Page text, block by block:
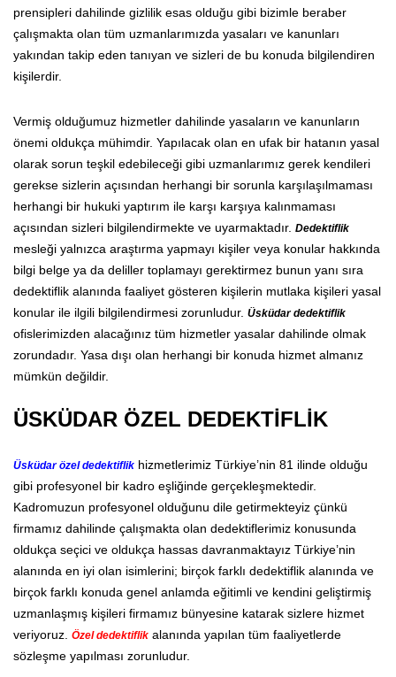
prensipleri dahilinde gizlilik esas olduğu gibi bizimle beraber
çalışmakta olan tüm uzmanlarımızda yasaları ve kanunları
yakından takip eden tanıyan ve sizleri de bu konuda bilgilendiren
kişilerdir.
Vermiş olduğumuz hizmetler dahilinde yasaların ve kanunların
önemi oldukça mühimdir. Yapılacak olan en ufak bir hatanın yasal
olarak sorun teşkil edebileceği gibi uzmanlarımız gerek kendileri
gerekse sizlerin açısından herhangi bir sorunla karşılaşılmaması
herhangi bir hukuki yaptırım ile karşı karşıya kalınmaması
açısından sizleri bilgilendirmekte ve uyarmaktadır. Dedektiflik
mesleği yalnızca araştırma yapmayı kişiler veya konular hakkında
bilgi belge ya da deliller toplamayı gerektirmez bunun yanı sıra
dedektiflik alanında faaliyet gösteren kişilerin mutlaka kişileri yasal
konular ile ilgili bilgilendirmesi zorunludur. Üsküdar dedektiflik
ofislerimizden alacağınız tüm hizmetler yasalar dahilinde olmak
zorundadır. Yasa dışı olan herhangi bir konuda hizmet almanız
mümkün değildir.
ÜSKÜDAR ÖZEL DEDEKTİFLİK
Üsküdar özel dedektiflik hizmetlerimiz Türkiye’nin 81 ilinde olduğu
gibi profesyonel bir kadro eşliğinde gerçekleşmektedir.
Kadromuzun profesyonel olduğunu dile getirmekteyiz çünkü
firmamız dahilinde çalışmakta olan dedektiflerimiz konusunda
oldukça seçici ve oldukça hassas davranmaktayız Türkiye’nin
alanında en iyi olan isimlerini; birçok farklı dedektiflik alanında ve
birçok farklı konuda genel anlamda eğitimli ve kendini geliştirmiş
uzmanlaşmış kişileri firmamız bünyesine katarak sizlere hizmet
veriyoruz. Özel dedektiflik alanında yapılan tüm faaliyetlerde
sözleşme yapılması zorunludur.